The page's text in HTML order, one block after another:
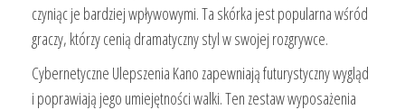
czyniąc je bardziej wpływowymi. Ta skórka jest popularna wśród
graczy, którzy cenią dramatyczny styl w swojej rozgrywce.
Cybernetyczne Ulepszenia Kano zapewniają futurystyczny wygląd
i poprawiają jego umiejętności walki. Ten zestaw wyposażenia